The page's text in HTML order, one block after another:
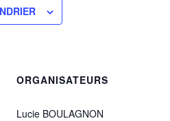
ORGANISATEURS
Lucie BOULAGNON